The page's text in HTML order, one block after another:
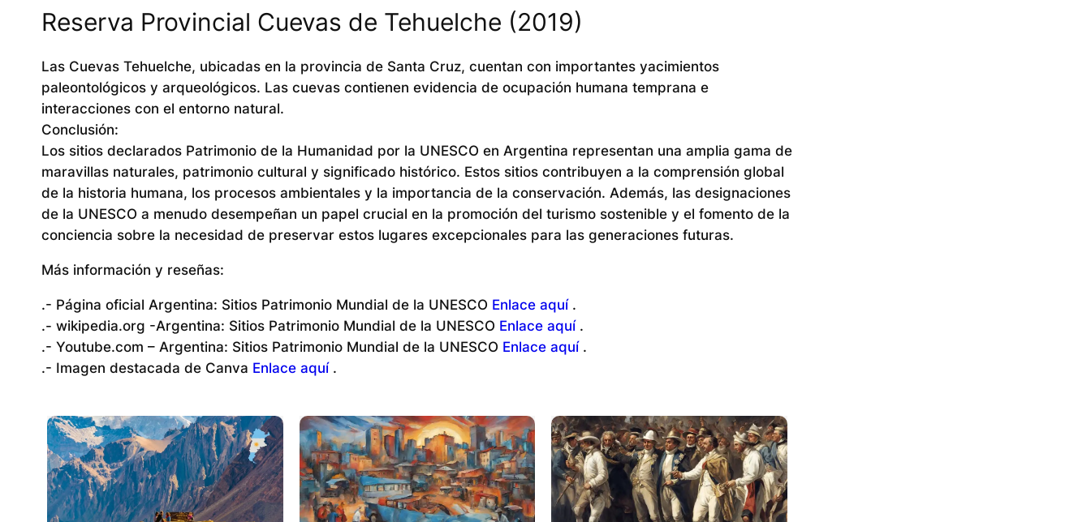
Reserva Provincial Cuevas de Tehuelche (2019)
Las Cuevas Tehuelche, ubicadas en la provincia de Santa Cruz, cuentan con importantes yacimientos
paleontológicos y arqueológicos. Las cuevas contienen evidencia de ocupación humana temprana e
interacciones con el entorno natural.
Conclusión:
Los sitios declarados Patrimonio de la Humanidad por la UNESCO en Argentina representan una amplia gama de
maravillas naturales, patrimonio cultural y significado histórico. Estos sitios contribuyen a la comprensión global
de la historia humana, los procesos ambientales y la importancia de la conservación. Además, las designaciones
de la UNESCO a menudo desempeñan un papel crucial en la promoción del turismo sostenible y el fomento de la
conciencia sobre la necesidad de preservar estos lugares excepcionales para las generaciones futuras.
Más información y reseñas:
.- Página oficial Argentina: Sitios Patrimonio Mundial de la UNESCO Enlace aquí.
.- wikipedia.org -Argentina: Sitios Patrimonio Mundial de la UNESCO Enlace aquí.
.- Youtube.com – Argentina: Sitios Patrimonio Mundial de la UNESCO Enlace aquí.
.- Imagen destacada de Canva Enlace aquí.